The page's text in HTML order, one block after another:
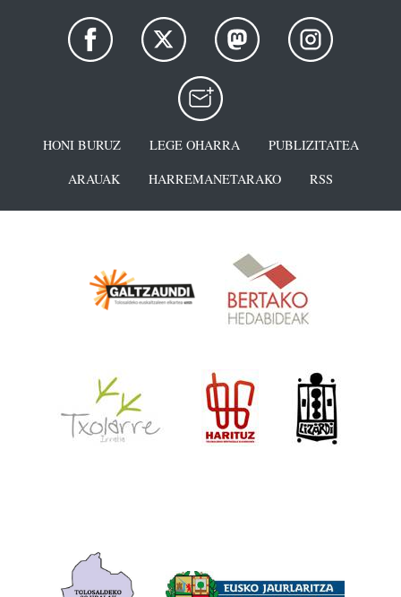
HONI BURUZ LEGE OHARRA
PUBLIZITATEA
ARAUAK
HARREMANETARAKO RSS